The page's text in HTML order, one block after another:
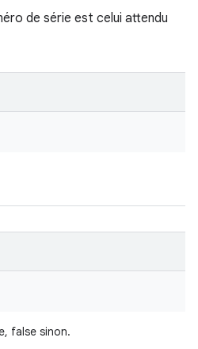
de série est celui attendu
false sinon.